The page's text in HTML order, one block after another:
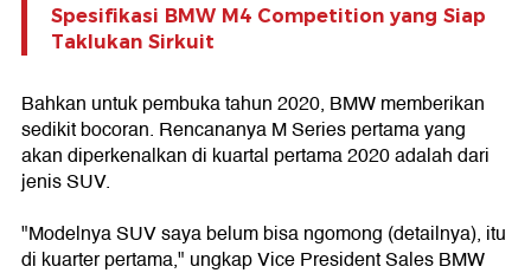
Spesifikasi BMW M4 Competition yang Siap
Taklukan Sirkuit
Bahkan untuk pembuka tahun 2020, BMW memberikan
sedikit bocoran. Rencananya M Series pertama yang
akan diperkenalkan di kuartal pertama 2020 adalah dari
jenis SUV.
"Modelnya SUV saya belum bisa ngomong (detailnya), itu
di kuarter pertama," ungkap Vice President Sales BMW